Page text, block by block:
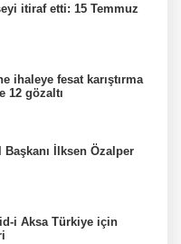
itiraf etti: 15 Temmuz
ihaleye fesat karıştırma
12 gözaltı
İlksen Özalper
i Aksa Türkiye için